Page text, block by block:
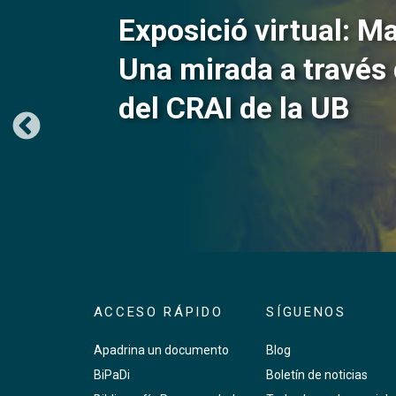
Exposició virtual:
Una mirada a
del CRAI de la UB
ACCESO RÁPIDO
Apadrina un documento
BiPaDi
SÍGUENOS
Blog
Boletín de noticias